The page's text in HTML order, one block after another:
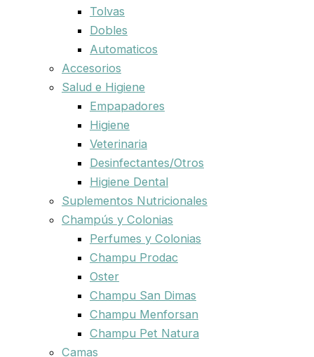
Tolvas
Dobles
Automaticos
Accesorios
Salud e Higiene
Empapadores
Higiene
Veterinaria
Desinfectantes/Otros
Higiene Dental
Suplementos Nutricionales
Champús y Colonias
Perfumes y Colonias
Champu Prodac
Oster
Champu San Dimas
Champu Menforsan
Champu Pet Natura
Camas